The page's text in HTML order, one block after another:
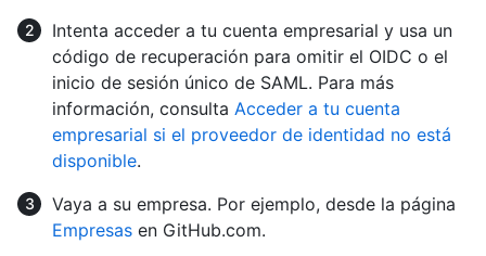
Intenta acceder a tu cuenta empresarial y usa un
código de recuperación para omitir el OIDC o el
inicio de sesión único de SAML. Para más
información, consulta Acceder a tu cuenta
empresarial si el proveedor de identidad no está
disponible.
Vaya a su empresa. Por ejemplo, desde la página
Empresas en GitHub.com.